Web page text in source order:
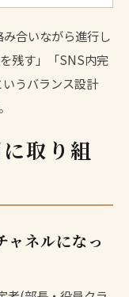
合いながら進行し
残す」「SNS内完
うバランス設計
取り組
ャネルになっ